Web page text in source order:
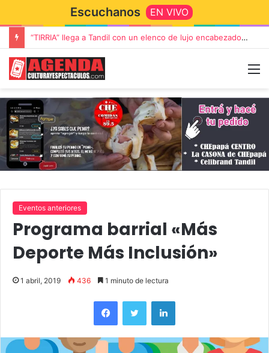
Escuchanos EN VIVO
“TIRRIA” llega a Tandil con un elenco de lujo encabezado por Capusotto, Spregelburd y Stefani
Eventos anteriores
Programa barrial «Más
Deporte Más Inclusión»
1 abril, 2019 436 1 minuto de lectura